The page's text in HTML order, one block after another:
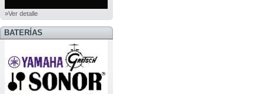
»Ver detalle
BATERÍAS